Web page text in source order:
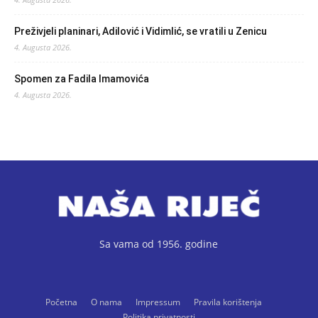
Preživjeli planinari, Adilović i Vidimlić, se vratili u Zenicu
4. Augusta 2026.
Spomen za Fadila Imamovića
4. Augusta 2026.
Sa vama od 1956. godine
Početna O nama Impressum
Pravila korištenja